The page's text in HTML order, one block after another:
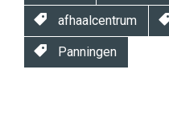
afhaalcentrum
Panningen